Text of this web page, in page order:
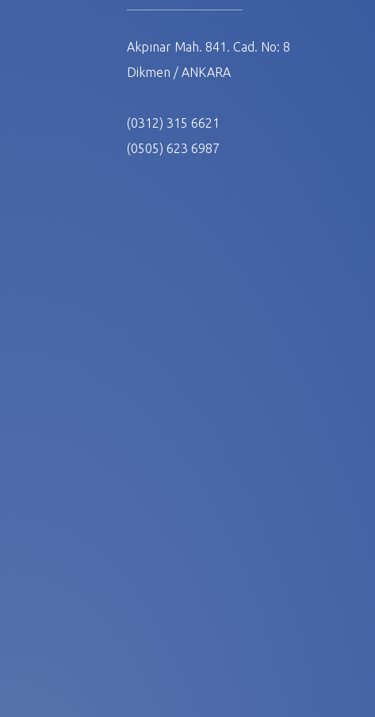
Akpınar Mah. 841. Cad. No: 8
Dikmen / ANKARA
(0312) 315 6621
(0505) 623 6987